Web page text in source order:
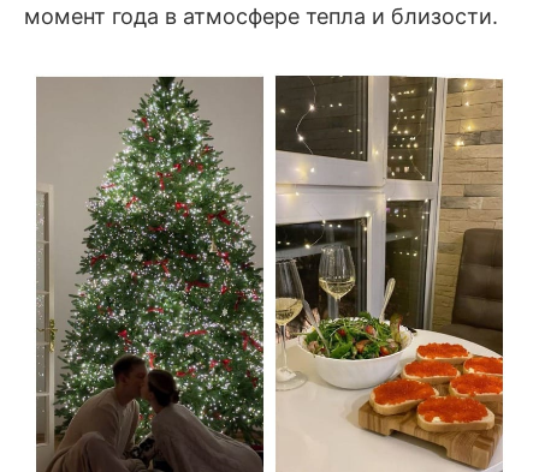
момент года в атмосфере тепла и близости.